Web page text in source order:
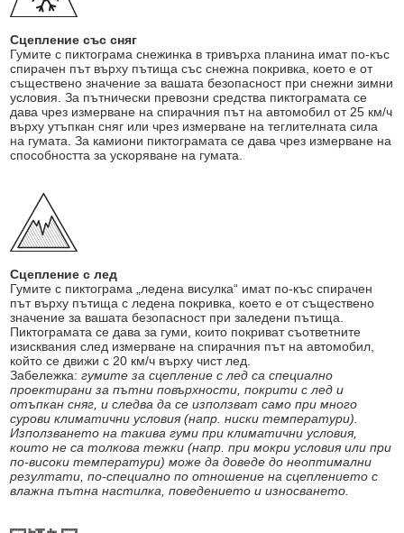
Сцепление със сняг
Гумите с пиктограма снежинка в тривърха планина имат по-къс
спирачен път върху пътища със снежна покривка, което е от
съществено значение за вашата безопасност при снежни зимни
условия. За пътнически превозни средства пиктограмата се
дава чрез измерване на спирачния път на автомобил от 25 км/ч
върху утъпкан сняг или чрез измерване на теглителната сила
на гумата. За камиони пиктограмата се дава чрез измерване на
способността за ускоряване на гумата.
Сцепление с лед
Гумите с пиктограма „ледена висулка“ имат по-къс спирачен
път върху пътища с ледена покривка, което е от съществено
значение за вашата безопасност при заледени пътища.
Пиктограмата се дава за гуми, които покриват съответните
изисквания след измерване на спирачния път на автомобил,
който се движи с 20 км/ч върху чист лед.
Забележка:гумите за сцепление с лед са специално
проектирани за пътни повърхности, покрити с лед и
отъпкан сняг, и следва да се използват само при много
сурови климатични условия (напр. ниски температури).
Използването на такива гуми при климатични условия,
които не са толкова тежки (напр. при мокри условия или при
по-високи температури) може да доведе до неоптимални
резултати, по-специално по отношение на сцеплението с
влажна пътна настилка, поведението и износването.